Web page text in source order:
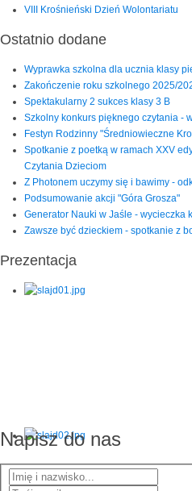
VIII Krośnieński Dzień Wolontariatu
Ostatnio dodane
Wyprawka szkolna dla ucznia klasy
Zakończenie roku szkolnego 2025/
Spektakularny 2 sukces klasy 3 B
Szkolny konkurs pięknego czytania -
Festyn Rodzinny "Średniowieczne
Spotkanie z poetką w ramach XXV
Czytania Dzieciom
Z Photonem uczymy się i bawimy -
Podsumowanie akcji "Góra Grosza"
Generator Nauki w Jaśle - wycieczka
Zawsze być dzieckiem - spotkanie z
Prezentacja
Napisz do nas